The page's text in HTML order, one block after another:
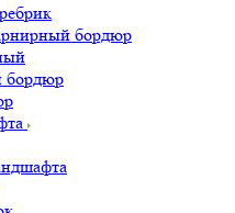
бордюр
бордюр